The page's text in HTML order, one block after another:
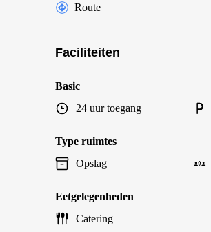
Route
Faciliteiten
Basic
24 uur toegang
Type ruimtes
Opslag
Eetgelegenheden
Catering